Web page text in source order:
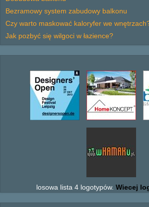
Bezramowy system zabudowy balkonu
Czy warto maskować kaloryfer we
Jak pozbyć się wilgoci w łazience?
losowa lista 4 logotypów. Wiecej